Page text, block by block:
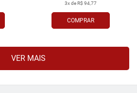
COMPRAR
3x de R$ 94,77
VER MAIS